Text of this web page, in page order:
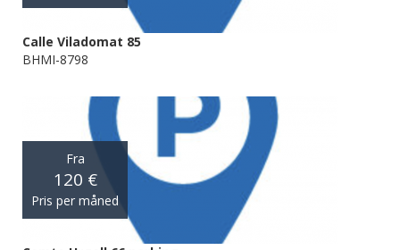
Calle Viladomat 85
BHMI-8798
Fra
120 €
Pris per måned